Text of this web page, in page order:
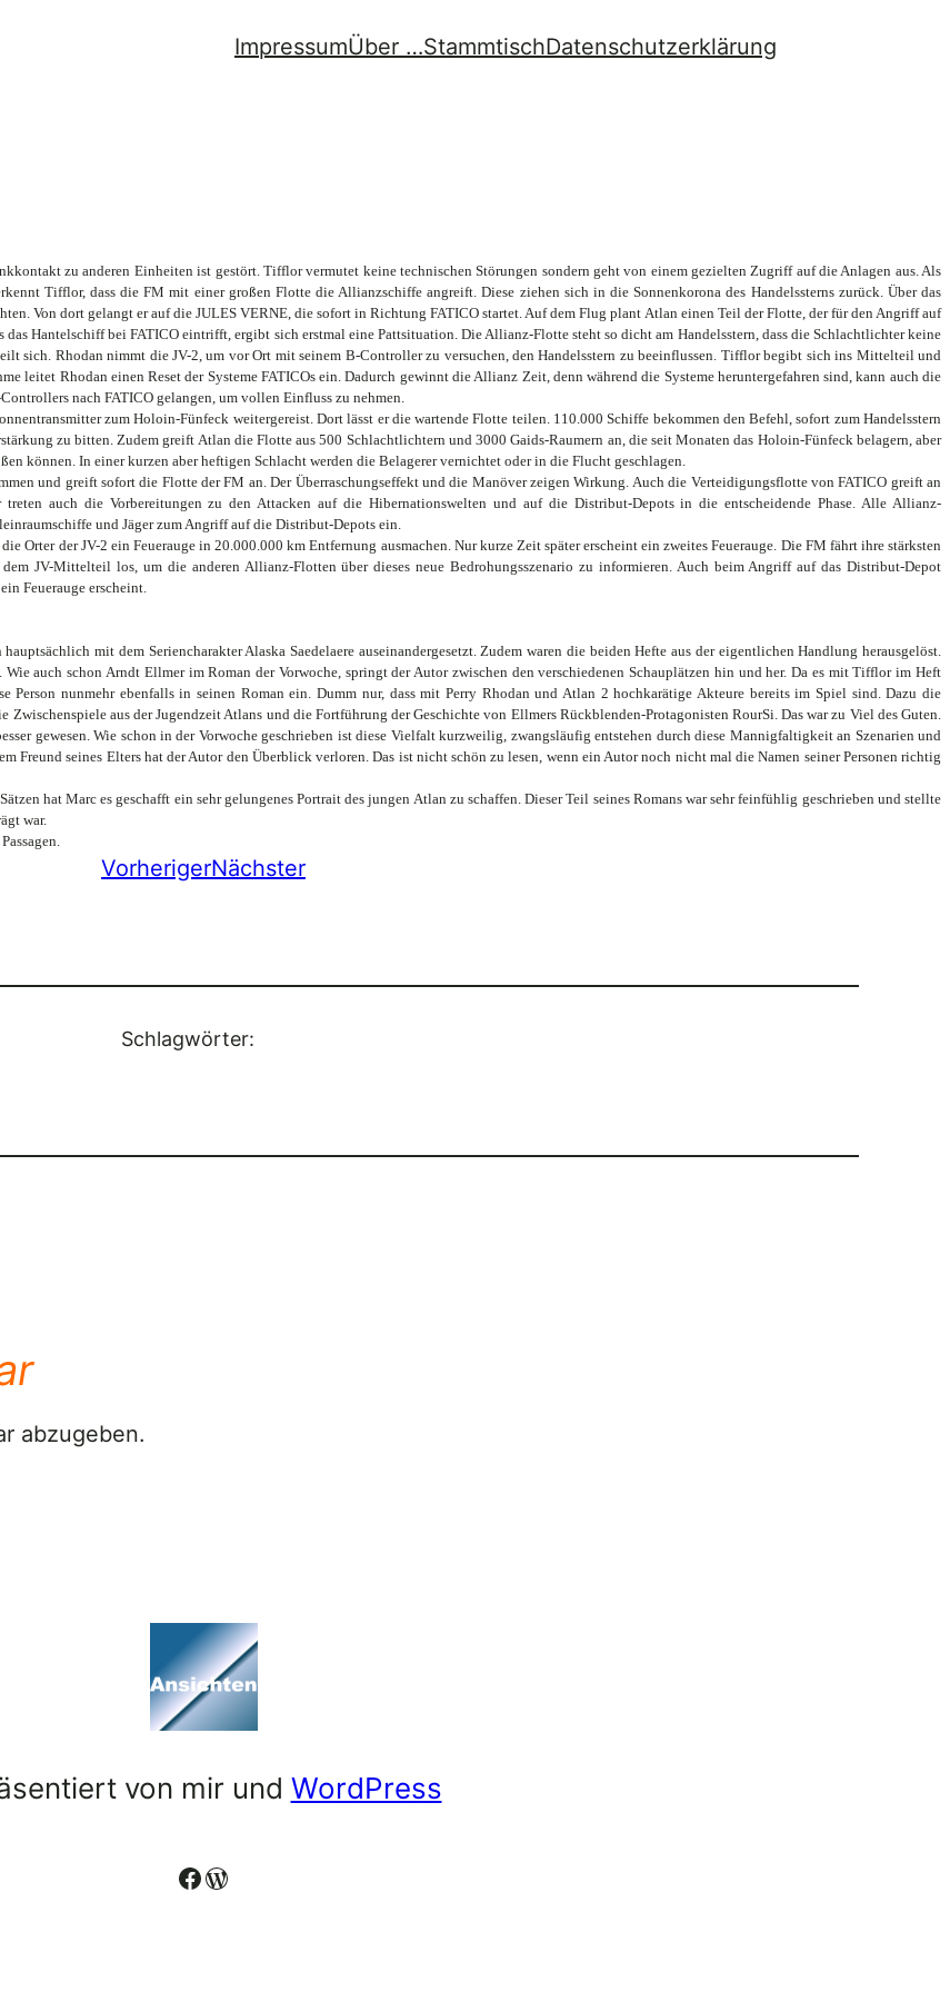
ImpressumÜber …StammtischDatenschutzerklärung
zu anderen Einheiten ist gestört. Tifflor vermutet keine technischen Störungen sondern geht von einem gezielten Zugriff auf die Anlagen aus. Als
Tifflor, dass die FM mit einer großen Flotte die Allianzschiffe angreift. Diese ziehen sich in die Sonnenkorona des Handelssterns zurück. Über das
Von dort gelangt er auf die JULES VERNE, die sofort in Richtung FATICO startet. Auf dem Flug plant Atlan einen Teil der Flotte, der für den Angriff auf
Hantelschiff bei FATICO eintrifft, ergibt sich erstmal eine Pattsituation. Die Allianz-Flotte steht so dicht am Handelsstern, dass die Schlachtlichter keine
sich. Rhodan nimmt die JV-2, um vor Ort mit seinem B-Controller zu versuchen, den Handelsstern zu beeinflussen. Tifflor begibt sich ins Mittelteil und
leitet Rhodan einen Reset der Systeme FATICOs ein. Dadurch gewinnt die Allianz Zeit, denn während die Systeme heruntergefahren sind, kann auch die
nach FATICO gelangen, um vollen Einfluss zu nehmen.
zum Holoin-Fünfeck weitergereist. Dort lässt er die wartende Flotte teilen. 110.000 Schiffe bekommen den Befehl, sofort zum Handelsstern
zu bitten. Zudem greift Atlan die Flotte aus 500 Schlachtlichtern und 3000 Gaids-Raumern an, die seit Monaten das Holoin-Fünfeck belagern, aber
können. In einer kurzen aber heftigen Schlacht werden die Belagerer vernichtet oder in die Flucht geschlagen.
und greift sofort die Flotte der FM an. Der Überraschungseffekt und die Manöver zeigen Wirkung. Auch die Verteidigungsflotte von FATICO greift an
auch die Vorbereitungen zu den Attacken auf die Hibernationswelten und auf die Distribut-Depots in die entscheidende Phase. Alle Allianz-
und Jäger zum Angriff auf die Distribut-Depots ein.
Orter der JV-2 ein Feuerauge in 20.000.000 km Entfernung ausmachen. Nur kurze Zeit später erscheint ein zweites Feuerauge. Die FM fährt ihre stärksten
JV-Mittelteil los, um die anderen Allianz-Flotten über dieses neue Bedrohungsszenario zu informieren. Auch beim Angriff auf das Distribut-Depot
Feuerauge erscheint.
mit dem Seriencharakter Alaska Saedelaere auseinandergesetzt. Zudem waren die beiden Hefte aus der eigentlichen Handlung herausgelöst.
auch schon Arndt Ellmer im Roman der Vorwoche, springt der Autor zwischen den verschiedenen Schauplätzen hin und her. Da es mit Tifflor im Heft
Person nunmehr ebenfalls in seinen Roman ein. Dumm nur, dass mit Perry Rhodan und Atlan 2 hochkarätige Akteure bereits im Spiel sind. Dazu die
aus der Jugendzeit Atlans und die Fortführung der Geschichte von Ellmers Rückblenden-Protagonisten RourSi. Das war zu Viel des Guten.
gewesen. Wie schon in der Vorwoche geschrieben ist diese Vielfalt kurzweilig, zwangsläufig entstehen durch diese Mannigfaltigkeit an Szenarien und
Freund seines Elters hat der Autor den Überblick verloren. Das ist nicht schön zu lesen, wenn ein Autor noch nicht mal die Namen seiner Personen richtig
hat Marc es geschafft ein sehr gelungenes Portrait des jungen Atlan zu schaffen. Dieser Teil seines Romans war sehr feinfühlig geschrieben und stellte
war.
VorherigerNächster
Schlagwörter:
abzugeben.
von mir und WordPress
Facebook
WordPress